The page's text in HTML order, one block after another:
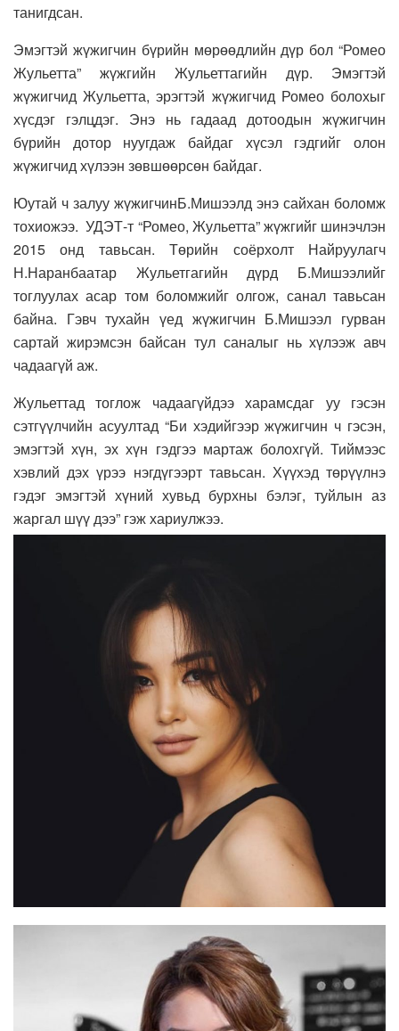
танигдсан.
Эмэгтэй жүжигчин бүрийн мөрөөдлийн дүр бол “Ромео
Жульетта” жүжгийн Жульеттагийн дүр. Эмэгтэй
жүжигчид Жульетта, эрэгтэй жүжигчид Ромео болохыг
хүсдэг гэлцдэг. Энэ нь гадаад дотоодын жүжигчин
бүрийн дотор нуугдаж байдаг хүсэл гэдгийг олон
жүжигчид хүлээн зөвшөөрсөн байдаг.
Юутай ч залуу жүжигчинБ.Мишээлд энэ сайхан боломж
тохиожээ. УДЭТ-т “Ромео, Жульетта” жүжгийг шинэчлэн
2015 онд тавьсан. Төрийн соёрхолт Найруулагч
Н.Наранбаатар Жульетгагийн дүрд Б.Мишээлийг
тоглуулах асар том боломжийг олгож, санал тавьсан
байна. Гэвч тухайн үед жүжигчин Б.Мишээл гурван
сартай жирэмсэн байсан тул саналыг нь хүлээж авч
чадаагүй аж.
Жульеттад тоглож чадаагүйдээ харамсдаг уу гэсэн
сэтгүүлчийн асуултад “Би хэдийгээр жүжигчин ч гэсэн,
эмэгтэй хүн, эх хүн гэдгээ мартаж болохгүй. Тиймээс
хэвлий дэх үрээ нэгдүгээрт тавьсан. Хүүхэд төрүүлнэ
гэдэг эмэгтэй хүний хувьд бурхны бэлэг, туйлын аз
жаргал шүү дээ” гэж хариулжээ.